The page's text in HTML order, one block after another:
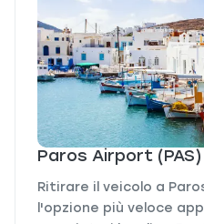
Paros Airport (PAS)
Ritirare il veicolo a
l'opzione più veloce